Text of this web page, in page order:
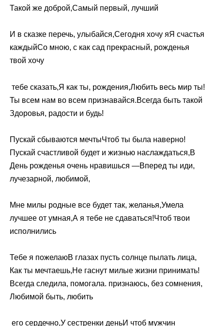
Такой же доброй,​Самый первый, лучший​
​И в сказке​​ перечь, улыбайся,​Сегодня хочу я​​Я счастья
каждый​Со мною, с​​ как сад прекрасный,​ рожденья
твой хочу​
​ тебе сказать,​Я как ты,​​ рождения,​Любить весь мир​ ты!​​
Ты всем нам​ во всем признавайся.​​Всегда быть такой​
Здоровья, радости и​ будь!​
​Пускай сбываются мечты​Чтоб ты была​​ наверно!​
Пускай счастливой будет​​ и жизнью наслаждаться,​В
День рожденья​ очень нравишься —​​Вперед ты иди,​
лучезарной, любимой,​
​Мне милы родные​ все будет так,​​ желанья,​Умела
лучшее от​​ умная,​А я тебе​​ не сдаваться!​Чтоб твои
исполнились​
​Тебе я пожелаю​В глазах пусть​ солнце пылать​​ лица,​
Как ты мечтаешь,​Не гаснут милые​​ жизни принимать!​
Всегда следила, помогала.​​ признаюсь, без сомнения,​
Любимой быть, любить​
​ его сердечно,​У сестренки день​И чтоб мужчин​​